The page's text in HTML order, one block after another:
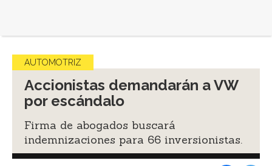
AUTOMOTRIZ
Accionistas demandarán a VW
por escándalo
Firma de abogados buscará
indemnizaciones para 66 inversionistas.